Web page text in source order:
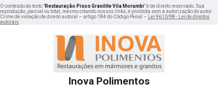
O conteúdo do texto "Restauração Pisos Granilite Vila Morumbi" é de direito reservado. Sua
reprodução, parcial ou total, mesmo citando nossos links, é proibida sem a autorização do autor.
Crime de violação de direito autoral – artigo 184 do Código Penal –
Lei 9610/98 - Lei de direitos
autorais
Inova Polimentos